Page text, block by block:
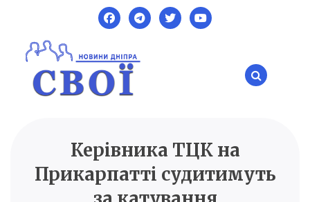
content
SVOI.DP.UA
Новини Дніпра
Керівника ТЦК на
Прикарпатті судитимуть